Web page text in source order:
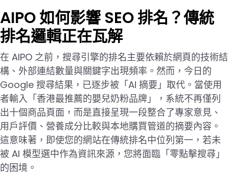
AIPO 如何影響 SEO 排名？傳統
排名邏輯正在瓦解
在 AIPO 之前，搜尋引擎的排名主要依賴於網頁的技術結
構、外部連結數量與關鍵字出現頻率。然而，今日的
Google 搜尋結果，已逐步被「AI 摘要」取代。當使用
者輸入「香港最推薦的嬰兒奶粉品牌」，系統不再僅列
出十個商品頁面，而是直接呈現一段整合了專家意見、
用戶評價、營養成分比較與本地購買管道的摘要內容。
這意味著，即使您的網站在傳統排名中位列第一，若未
被 AI 模型選中作為資訊來源，您將面臨「零點擊搜尋」
的困境。